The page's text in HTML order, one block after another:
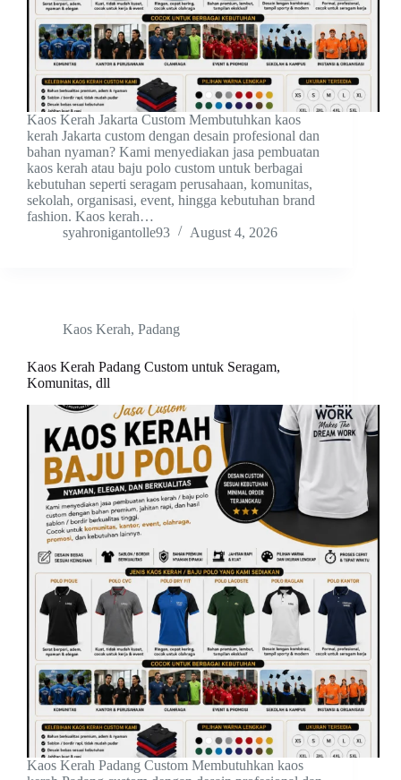
Kaos Kerah Jakarta Custom Membutuhkan kaos
kerah Jakarta custom dengan desain profesional dan
bahan nyaman? Kami menyediakan jasa pembuatan
kaos kerah atau baju polo custom untuk berbagai
kebutuhan seperti seragam perusahaan, komunitas,
sekolah, organisasi, event, hingga kebutuhan brand
fashion. Kaos kerah…
syahronigantolle93
August 4, 2026
Kaos Kerah, Padang
Kaos Kerah Padang Custom untuk Seragam,
Komunitas, dll
Kaos Kerah Padang Custom Membutuhkan kaos